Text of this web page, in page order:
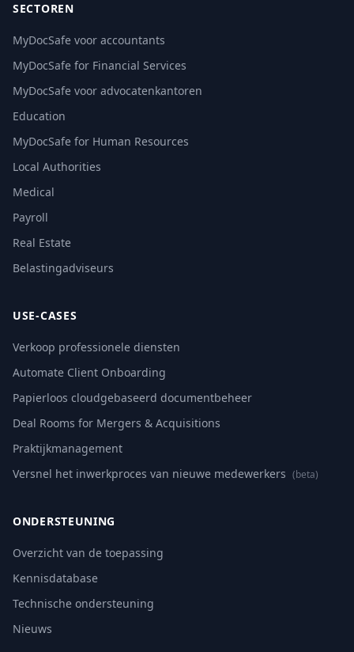
SECTOREN
MyDocSafe voor accountants
MyDocSafe for Financial Services
MyDocSafe voor advocatenkantoren
Education
MyDocSafe for Human Resources
Local Authorities
Medical
Payroll
Real Estate
Belastingadviseurs
USE-CASES
Verkoop professionele diensten
Automate Client Onboarding
Papierloos cloudgebaseerd documentbeheer
Deal Rooms for Mergers & Acquisitions
Praktijkmanagement
Versnel het inwerkproces van nieuwe medewerkers (beta)
ONDERSTEUNING
Overzicht van de toepassing
Kennisdatabase
Technische ondersteuning
Nieuws